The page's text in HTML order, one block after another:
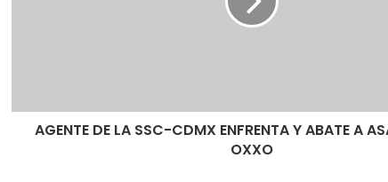
AGENTE DE LA SSC-CDMX ENFRENTA Y ABATE A
OXXO